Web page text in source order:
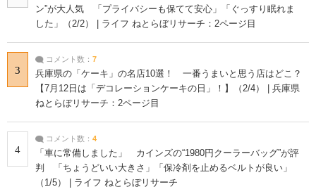
ン”が大人気 「プライバシーも保てて安心」「ぐっすり眠れま
した」（2/2） | ライフ ねとらぼリサーチ：2ページ目
3
コメント数： 7
兵庫県の「ケーキ」の名店10選！ 一番うまいと思う店はどこ？
【7月12日は「デコレーションケーキの日」！】（2/4） | 兵庫県
ねとらぼリサーチ：2ページ目
4
コメント数： 4
「車に常備しました」 カインズの“1980円クーラーバッグ”が評
判 「ちょうどいい大きさ」「保冷剤を止めるベルトが良い」
（1/5） | ライフ ねとらぼリサーチ